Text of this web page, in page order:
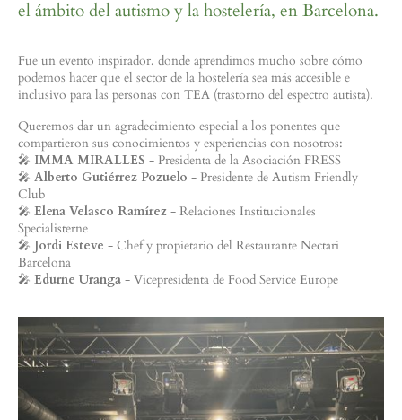
el ámbito del autismo y la hostelería, en Barcelona.
Fue un evento inspirador, donde aprendimos mucho sobre cómo
podemos hacer que el sector de la hostelería sea más accesible e
inclusivo para las personas con TEA (trastorno del espectro autista).
Queremos dar un agradecimiento especial a los ponentes que
compartieron sus conocimientos y experiencias con nosotros:
🎤 IMMA MIRALLES - Presidenta de la Asociación FRESS
🎤 Alberto Gutiérrez Pozuelo - Presidente de Autism Friendly
Club
🎤 Elena Velasco Ramírez - Relaciones Institucionales
Specialisterne
🎤 Jordi Esteve - Chef y propietario del Restaurante Nectari
Barcelona
🎤 Edurne Uranga - Vicepresidenta de Food Service Europe